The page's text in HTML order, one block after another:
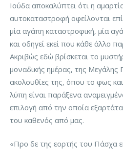
Ιούδα αποκαλύπτει ότι η
αυτοκαταστροφή οφείλονται
μία αγάπη καταστροφική, μία
και οδηγεί εκεί που κάθε άλλο
Ακριβώς εδώ βρίσκεται το
μοναδικής ημέρας, της Μεγάλης
ακολουθίες της, όπου το φως
λύπη είναι παράξενα
επιλογή από την οποία
του καθενός από μας.
«Προ δε της εορτής του Πάσχα